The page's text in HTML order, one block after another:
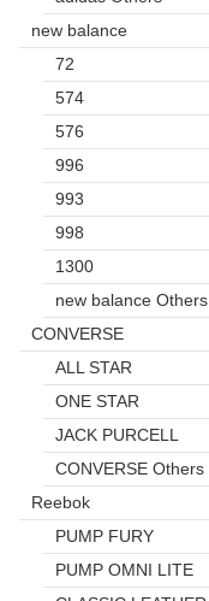
new balance
72
574
576
996
993
998
1300
new balance Others
CONVERSE
ALL STAR
ONE STAR
JACK PURCELL
CONVERSE Others
Reebok
PUMP FURY
PUMP OMNI LITE